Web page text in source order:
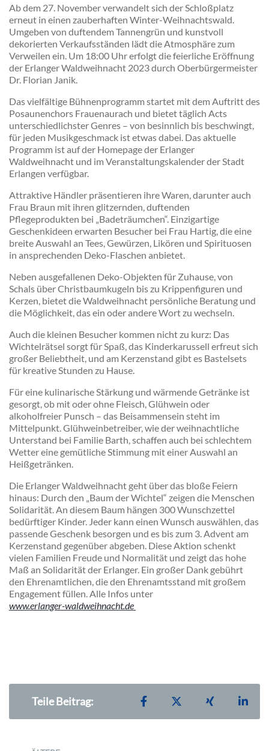
Ab dem 27. November verwandelt sich der Schloßplatz
erneut in einen zauberhaften Winter-Weihnachtswald.
Umgeben von duftendem Tannengrün und kunstvoll
dekorierten Verkaufsständen lädt die Atmosphäre zum
Verweilen ein. Um 18:00 Uhr erfolgt die feierliche Eröffnung
der Erlanger Waldweihnacht 2023 durch Oberbürgermeister
Dr. Florian Janik.
Das vielfältige Bühnenprogramm startet mit dem Auftritt des
Posaunenchors Frauenaurach und bietet täglich Acts
unterschiedlichster Genres – von besinnlich bis beschwingt,
für jeden Musikgeschmack ist etwas dabei. Das aktuelle
Programm ist auf der Homepage der Erlanger
Waldweihnacht und im Veranstaltungskalender der Stadt
Erlangen verfügbar.
Attraktive Händler präsentieren ihre Waren, darunter auch
Frau Braun mit ihren glitzernden, duftenden
Pflegeprodukten bei „Badeträumchen“. Einzigartige
Geschenkideen erwarten Besucher bei Frau Hartig, die eine
breite Auswahl an Tees, Gewürzen, Likören und Spirituosen
in ansprechenden Deko-Flaschen anbietet.
Neben ausgefallenen Deko-Objekten für Zuhause, von
Schals über Christbaumkugeln bis zu Krippenfiguren und
Kerzen, bietet die Waldweihnacht persönliche Beratung und
die Möglichkeit, das ein oder andere Wort zu wechseln.
Auch die kleinen Besucher kommen nicht zu kurz: Das
Wichtelrätsel sorgt für Spaß, das Kinderkarussell erfreut sich
großer Beliebtheit, und am Kerzenstand gibt es Bastelsets
für kreative Stunden zu Hause.
Für eine kulinarische Stärkung und wärmende Getränke ist
gesorgt, ob mit oder ohne Fleisch, Glühwein oder
alkoholfreier Punsch – das Beisammensein steht im
Mittelpunkt. Glühweinbetreiber, wie der weihnachtliche
Unterstand bei Familie Barth, schaffen auch bei schlechtem
Wetter eine gemütliche Stimmung mit einer Auswahl an
Heißgetränken.
Die Erlanger Waldweihnacht geht über das bloße Feiern
hinaus: Durch den „Baum der Wichtel“ zeigen die Menschen
Solidarität. An diesem Baum hängen 300 Wunschzettel
bedürftiger Kinder. Jeder kann einen Wunsch auswählen, das
passende Geschenk besorgen und es bis zum 3. Advent am
Kerzenstand gegenüber abgeben. Diese Aktion schenkt
vielen Familien Freude und Normalität und zeigt das hohe
Maß an Solidarität der Erlanger. Ein großer Dank gebührt
den Ehrenamtlichen, die den Ehrenamtsstand mit großem
Engagement füllen. Alle Infos unter
www.erlanger-waldweihnacht.de
Teile Beitrag: Teilen auf Facebook
Teilen auf XTeilen auf